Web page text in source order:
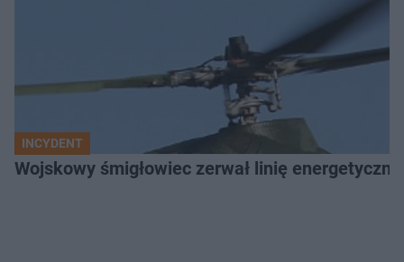
INCYDENT
Wojskowy śmigłowiec zerwał linię